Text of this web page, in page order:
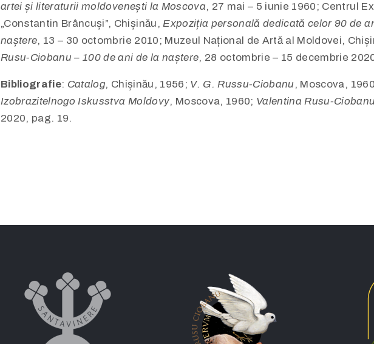
artei și literaturii moldovenești la Moscova, 27 mai – 5 iunie 1960; Centrul
„Constantin Brâncuși”, Chișinău,Expoziția personală dedicată celor 90 de
naștere, 13 – 30 octombrie 2010; Muzeul Național de Artă al Moldovei,
Rusu-Ciobanu – 100 de ani de la naștere, 28 octombrie – 15 decembrie
Bibliografie: Catalog, Chișinău, 1956; V. G. Russu-Ciobanu , Moscova,
Izobrazitelnogo Iskusstva Moldovy, Moscova, 1960; Valentina Rusu-
2020, pag. 19.